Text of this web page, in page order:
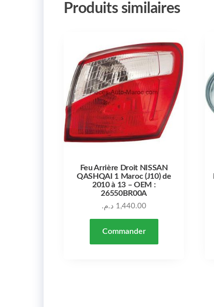
Produits similaires
Feu Arrière Droit NISSAN
QASHQAI 1 Maroc (J10) de
2010 à 13 – OEM :
26550BR00A
1,440.00 د.م.
Commander